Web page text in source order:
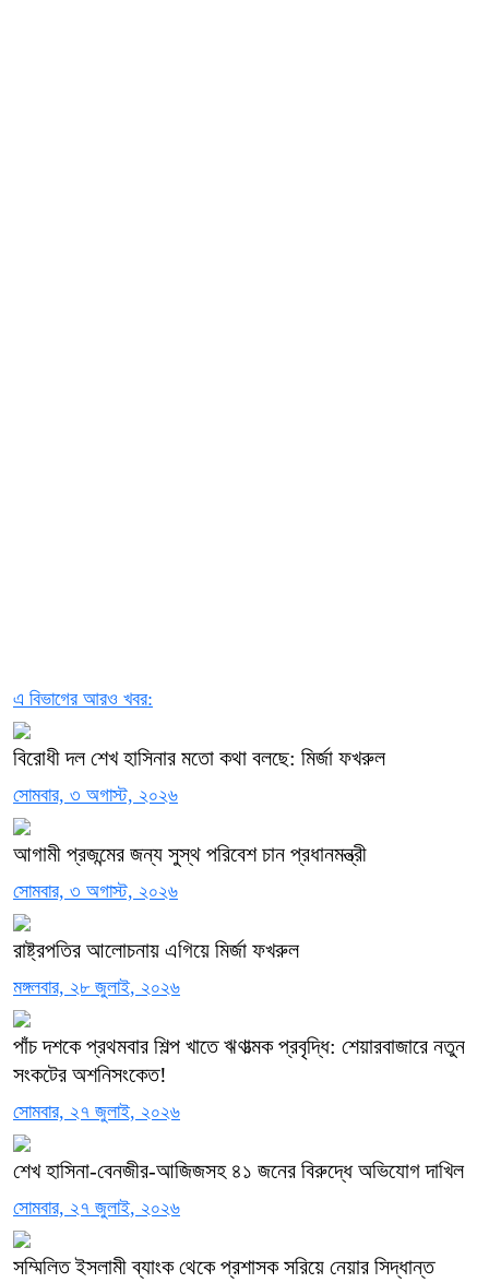
এ বিভাগের আরও খবর:
বিরোধী দল শেখ হাসিনার মতো কথা বলছে: মির্জা ফখরুল
সোমবার, ৩ অগাস্ট, ২০২৬
আগামী প্রজন্মের জন্য সুস্থ পরিবেশ চান প্রধানমন্ত্রী
সোমবার, ৩ অগাস্ট, ২০২৬
রাষ্ট্রপতির আলোচনায় এগিয়ে মির্জা ফখরুল
মঙ্গলবার, ২৮ জুলাই, ২০২৬
পাঁচ দশকে প্রথমবার শিল্প খাতে ঋণাত্মক প্রবৃদ্ধি: শেয়ারবাজারে নতুন
সংকটের অশনিসংকেত!
সোমবার, ২৭ জুলাই, ২০২৬
শেখ হাসিনা-বেনজীর-আজিজসহ ৪১ জনের বিরুদ্ধে অভিযোগ দাখিল
সোমবার, ২৭ জুলাই, ২০২৬
সম্মিলিত ইসলামী ব্যাংক থেকে প্রশাসক সরিয়ে নেয়ার সিদ্ধান্ত